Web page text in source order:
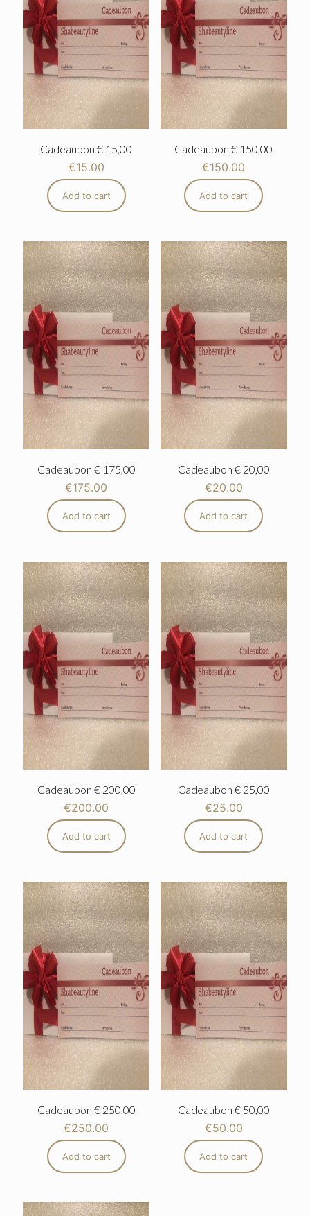
Cadeaubon € 15,00
€15.00
Add to cart
Cadeaubon € 150,00
€150.00
Add to cart
Cadeaubon € 175,00
€175.00
Add to cart
Cadeaubon € 20,00
€20.00
Add to cart
Cadeaubon € 200,00
€200.00
Add to cart
Cadeaubon € 25,00
€25.00
Add to cart
Cadeaubon € 250,00
€250.00
Add to cart
Cadeaubon € 50,00
€50.00
Add to cart